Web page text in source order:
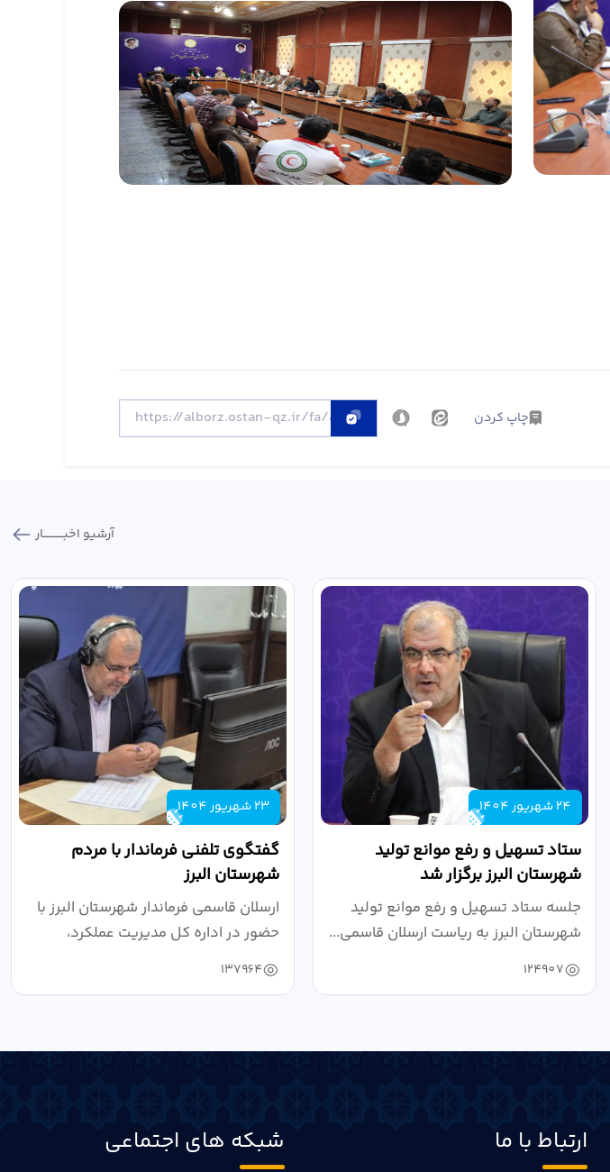
چاپ کردن
آرشیو اخبـــــــــــار
24 شهریور 1404
ستاد تسهیل و رفع موانع تولید
شهرستان البرز برگزار شد
جلسه ستاد تسهیل و رفع موانع تولید
شهرستان البرز به ریاست ارسلان قاسمی...
124907
23 شهریور 1404
گفتگوی تلفنی فرماندار با مردم
شهرستان البرز
ارسلان قاسمی فرماندار شهرستان البرز با
حضور در اداره کل مدیریت عملکرد،
بازرسی...
137964
ارتباط با ما شبکه های اجتماعی